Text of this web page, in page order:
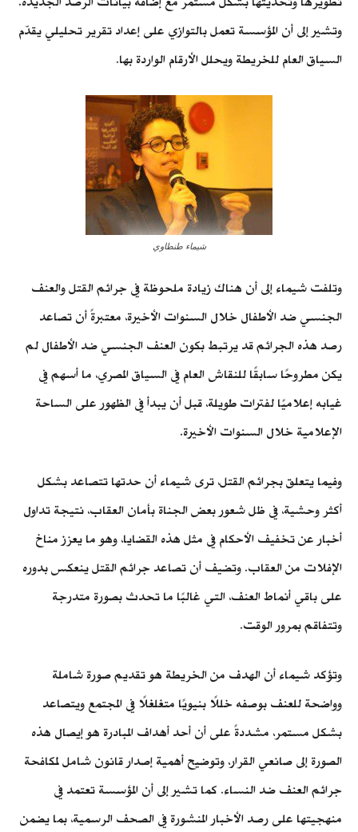
وتشير إلى أن المؤسسة تعمل بالتوازي على إعداد تقرير تحليلي يقدّم
السياق العام للخريطة ويحلل الأرقام الواردة بها.
شيماء طنطاوي
وتلفت شيماء إلى أن هناك زيادة ملحوظة في جرائم القتل والعنف
الجنسي ضد الأطفال خلال السنوات الأخيرة، معتبرةً أن تصاعد
رصد هذه الجرائم قد يرتبط بكون العنف الجنسي ضد الأطفال لم
يكن مطروحًا سابقًا للنقاش العام في السياق المصري، ما أسهم في
غيابه إعلاميًا لفترات طويلة، قبل أن يبدأ في الظهور على الساحة
الإعلامية خلال السنوات الأخيرة.
وفيما يتعلق بجرائم القتل، ترى شيماء أن حدتها تتصاعد بشكل
أكثر وحشية، في ظل شعور بعض الجناة بأمان العقاب، نتيجة تداول
أخبار عن تخفيف الأحكام في مثل هذه القضايا، وهو ما يعزز مناخ
الإفلات من العقاب. وتضيف أن تصاعد جرائم القتل ينعكس بدوره
على باقي أنماط العنف، التي غالبًا ما تحدث بصورة متدرجة
وتتفاقم بمرور الوقت.
وتؤكد شيماء أن الهدف من الخريطة هو تقديم صورة شاملة
وواضحة للعنف بوصفه خللًا بنيويًا متغلغلًا في المجتمع ويتصاعد
بشكل مستمر، مشددةً على أن أحد أهداف المبادرة هو إيصال هذه
الصورة إلى صانعي القرار، وتوضيح أهمية إصدار قانون شامل لمكافحة
جرائم العنف ضد النساء. كما تشير إلى أن المؤسسة تعتمد في
منهجيتها على رصد الأخبار المنشورة في الصحف الرسمية، بما يضمن